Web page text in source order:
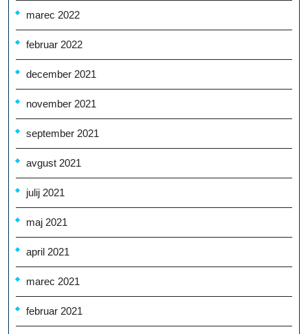
marec 2022
februar 2022
december 2021
november 2021
september 2021
avgust 2021
julij 2021
maj 2021
april 2021
marec 2021
februar 2021